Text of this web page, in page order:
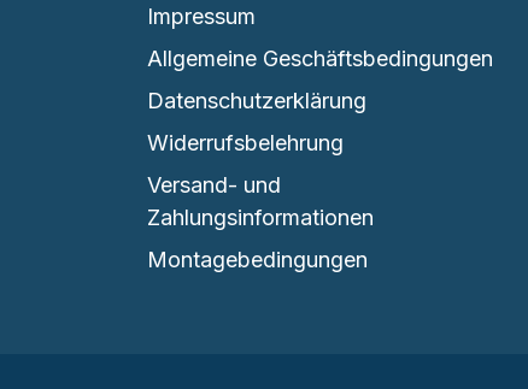
Impressum
Allgemeine Geschäftsbedingungen
Datenschutzerklärung
Widerrufsbelehrung
Versand- und
Zahlungsinformationen
Montagebedingungen